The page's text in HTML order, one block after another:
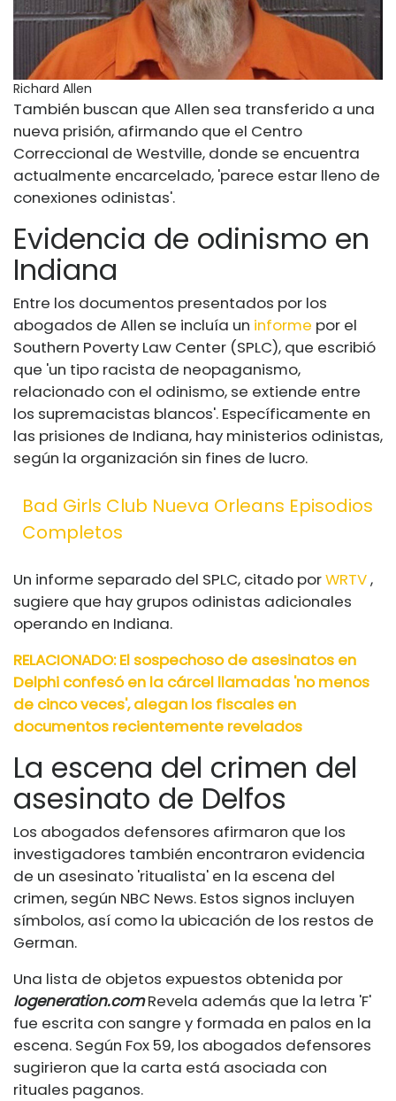
Richard Allen
También buscan que Allen sea transferido a una
nueva prisión, afirmando que el Centro
Correccional de Westville, donde se encuentra
actualmente encarcelado, 'parece estar lleno de
conexiones odinistas'.
Evidencia de odinismo en
Indiana
Entre los documentos presentados por los
abogados de Allen se incluía un informe por el
Southern Poverty Law Center (SPLC), que escribió
que 'un tipo racista de neopaganismo,
relacionado con el odinismo, se extiende entre
los supremacistas blancos'. Específicamente en
las prisiones de Indiana, hay ministerios odinistas,
según la organización sin fines de lucro.
Bad Girls Club Nueva Orleans Episodios
Completos
Un informe separado del SPLC, citado porWRTV,
sugiere que hay grupos odinistas adicionales
operando en Indiana.
RELACIONADO: El sospechoso de asesinatos en
Delphi confesó en la cárcel llamadas 'no menos
de cinco veces', alegan los fiscales en
documentos recientemente revelados
La escena del crimen del
asesinato de Delfos
Los abogados defensores afirmaron que los
investigadores también encontraron evidencia
de un asesinato 'ritualista' en la escena del
crimen, según NBC News. Estos signos incluyen
símbolos, así como la ubicación de los restos de
German.
Una lista de objetos expuestos obtenida por
Iogeneration.com Revela además que la letra 'F'
fue escrita con sangre y formada en palos en la
escena. Según Fox 59, los abogados defensores
sugirieron que la carta está asociada con
rituales paganos.